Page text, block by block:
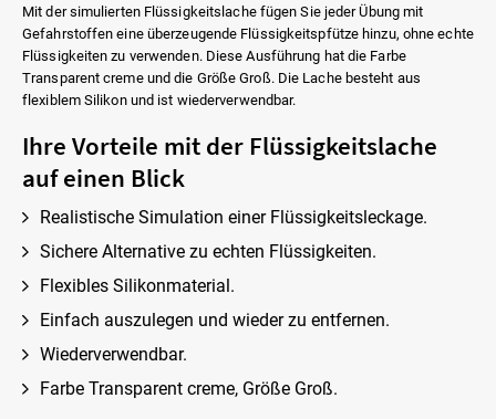
Mit der simulierten Flüssigkeitslache fügen Sie jeder Übung mit
Gefahrstoffen eine überzeugende Flüssigkeitspfütze hinzu, ohne echte
Flüssigkeiten zu verwenden. Diese Ausführung hat die Farbe
Transparent creme und die Größe Groß. Die Lache besteht aus
flexiblem Silikon und ist wiederverwendbar.
Ihre Vorteile mit der Flüssigkeitslache
auf einen Blick
Realistische Simulation einer Flüssigkeitsleckage.
Sichere Alternative zu echten Flüssigkeiten.
Flexibles Silikonmaterial.
Einfach auszulegen und wieder zu entfernen.
Wiederverwendbar.
Farbe Transparent creme, Größe Groß.